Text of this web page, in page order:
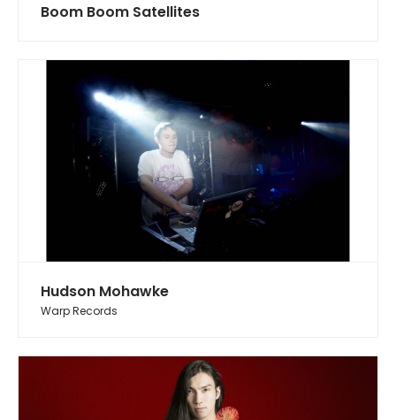
Boom Boom Satellites
Hudson Mohawke
Warp Records